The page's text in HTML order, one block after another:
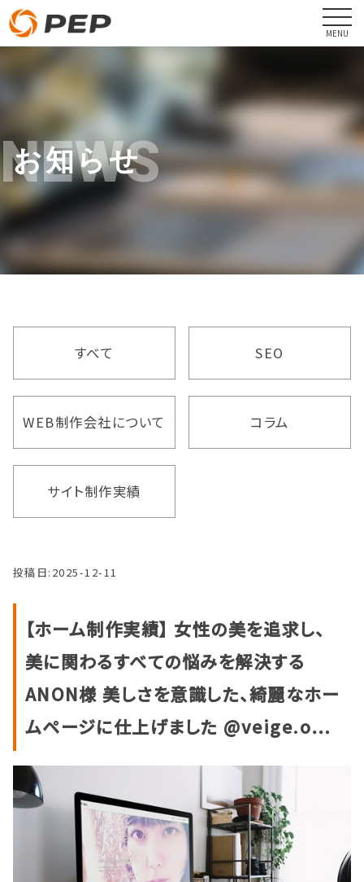
NEWS
お知らせ
すべて SEO
WEB制作会社について コラム
サイト制作実績
投稿日: 2025-12-11
【ホーム制作実績】 女性の美を追求し、
美に関わるすべての悩みを解決する
ANON様 美しさを意識した、綺麗なホー
ムページに仕上げました @veige.o…